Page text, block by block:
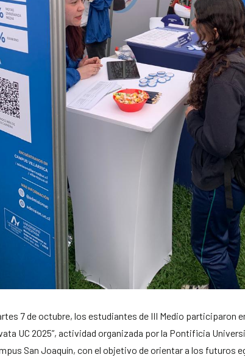
7 de octubre, los estudiantes de III Medio participaron
UC 2025”, actividad organizada por la Pontificia
San Joaquín, con el objetivo de orientar a los futuros